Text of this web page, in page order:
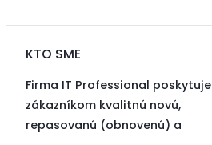
KTO SME
Firma IT Professional poskytuje
zákazníkom kvalitnú novú,
repasovanú (obnovenú) a